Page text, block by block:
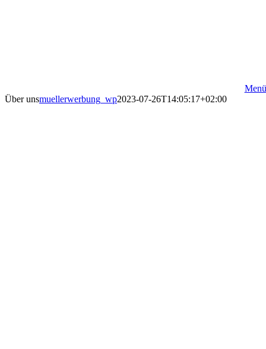
Menü
Über unsmuellerwerbung_wp2023-07-26T14:05:17+02:00